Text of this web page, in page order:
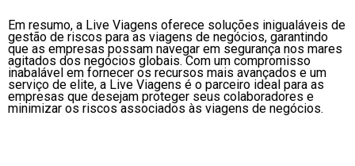
Em resumo, a Live Viagens oferece soluções inigualáveis de
gestão de riscos para as viagens de negócios, garantindo
que as empresas possam navegar em segurança nos mares
agitados dos negócios globais. Com um compromisso
inabalável em fornecer os recursos mais avançados e um
serviço de elite, a Live Viagens é o parceiro ideal para as
empresas que desejam proteger seus colaboradores e
minimizar os riscos associados às viagens de negócios.